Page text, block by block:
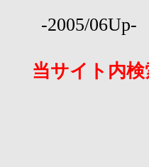
-2005/
当サイト内